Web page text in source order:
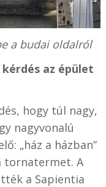
a budai oldalról
az épület
hogy túl nagy,
nagyvonalú
„ház a házban”
tornatermet. A
a Sapientia